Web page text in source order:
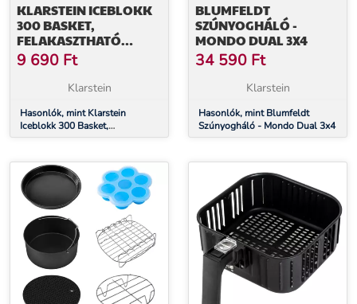
KLARSTEIN ICEBLOKK
300 BASKET,
FELAKASZTHATÓ
KOSÁR A
FAGYASZTÓBA,
KIEGÉSZÍTŐ,
9 690 Ft
Klarstein
Hasonlók, mint Klarstein
Iceblokk 300 Basket,
felakasztható kosár a
pótdarab
BLUMFELDT
SZÚNYOGHÁLÓ -
MONDO DUAL 3X4
34 590 Ft
Klarstein
Hasonlók, mint Blumfeldt
Szúnyogháló - Mondo Dual 3x4